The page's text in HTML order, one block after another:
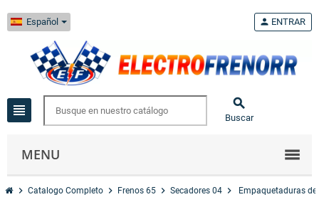
Español
view_headline 
Buscar
person ENTRAR
MENU
chevron_right Catalogo Completo chevron_right Frenos 65 chevron_right Secadores 04 chevron_right Empaquetaduras de